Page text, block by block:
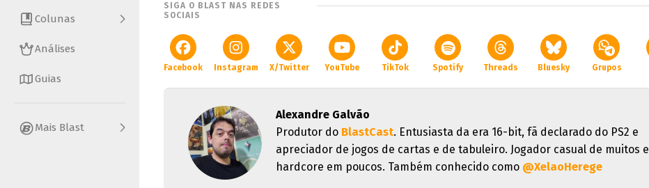
Colunas
Análises
Guias
Mais Blast
SIGA O BLAST NAS REDES
SOCIAIS
Facebook Instagram X/Twitter YouTube TikTok Spotify Threads Bluesky Grupos
Alexandre Galvão
Produtor do BlastCast. Entusiasta da era 16-bit, fã declarado do PS2 e
apreciador de jogos de cartas e de tabuleiro. Jogador casual de muitos e
hardcore em poucos. Também conhecido como @XelaoHerege